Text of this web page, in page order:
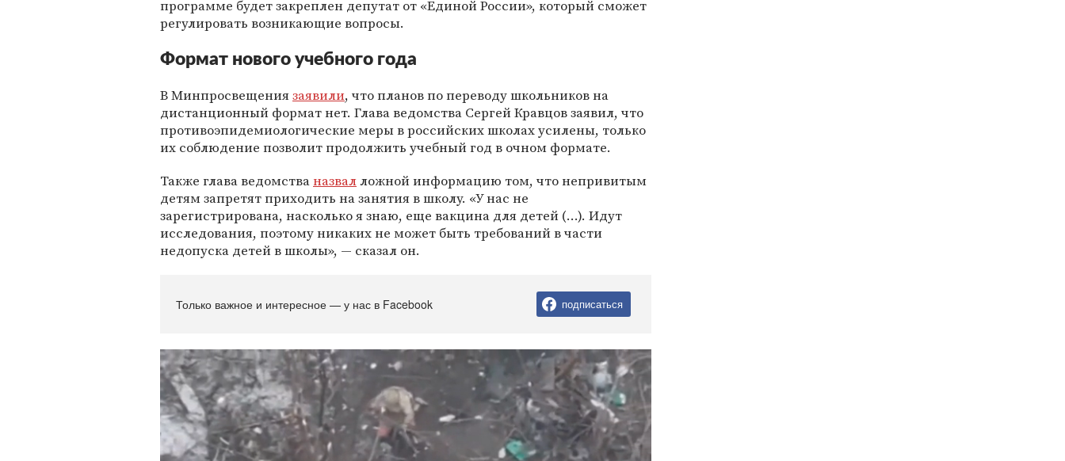
программе будет закреплен депутат от «Единой России», который сможет
регулировать возникающие вопросы.
Формат нового учебного года
В Минпросвещениязаявили, что планов по переводу школьников на
дистанционный формат нет. Глава ведомства Сергей Кравцов заявил, что
противоэпидемиологические меры в российских школах усилены, только
их соблюдение позволит продолжить учебный год в очном формате.
Также глава ведомстваназвалложной информацию том, что непривитым
детям запретят приходить на занятия в школу. «У нас не
зарегистрирована, насколько я знаю, еще вакцина для детей (…). Идут
исследования, поэтому никаких не может быть требований в части
недопуска детей в школы», — сказал он.
Только важное и интересное — у нас в Facebook подписаться